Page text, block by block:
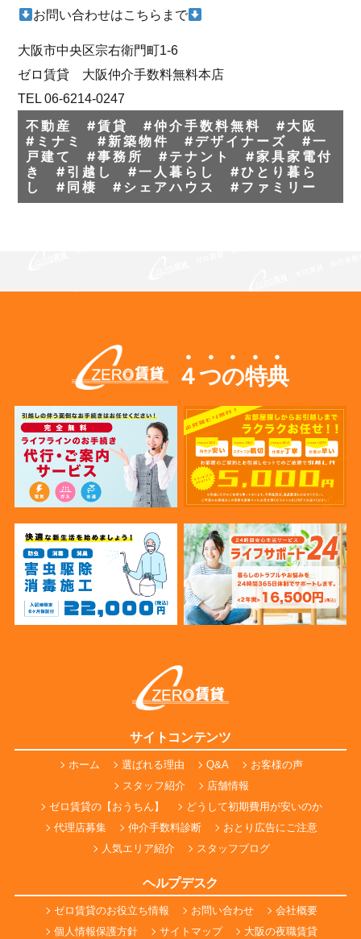
お問い合わせはこちらまで
大阪市中央区宗右衛門町1-6
ゼロ賃貸 大阪仲介手数料無料本店
TEL 06-6214-0247
不動産 #賃貸 #仲介手数料無料 #大阪
#ミナミ #新築物件 #デザイナーズ #一
戸建て #事務所 #テナント #家具家電付
き #引越し #一人暮らし #ひとり暮ら
し #同棲 #シェアハウス #ファミリー
４つの特典
サイトコンテンツ
ホーム 選ばれる理由 Q&A
お客様の声
スタッフ紹介
店舗情報
ゼロ賃貸の【おうちん】
どうして初期費用が安いのか
代理店募集
仲介手数料診断
おとり広告にご注意
人気エリア紹介
スタッフブログ
ヘルプデスク
ゼロ賃貸のお役立ち情報 お問い合わせ
会社概要
個人情報保護方針
サイトマップ 大阪の夜職賃貸